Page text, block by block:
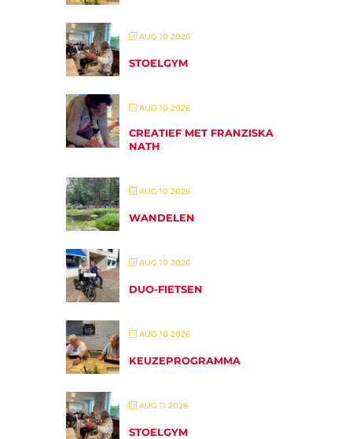
AUG 10 2026
STOELGYM
AUG 10 2026
CREATIEF MET FRANZISKA
NATH
AUG 10 2026
WANDELEN
AUG 10 2026
DUO-FIETSEN
AUG 10 2026
KEUZEPROGRAMMA
AUG 11 2026
STOELGYM